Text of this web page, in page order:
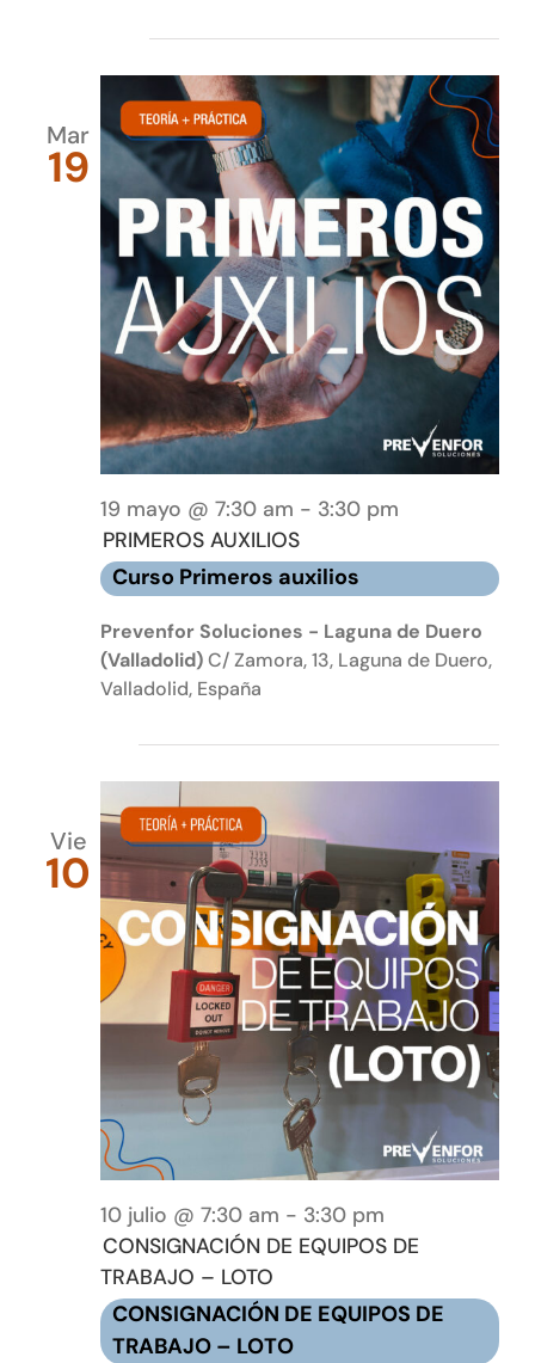
Mar
19
19 mayo @ 7:30 am - 3:30 pm
PRIMEROS AUXILIOS
Curso Primeros auxilios
Prevenfor Soluciones - Laguna de Duero
(Valladolid)C/ Zamora, 13, Laguna de Duero,
Valladolid, España
Vie
10
10 julio @ 7:30 am - 3:30 pm
CONSIGNACIÓN DE EQUIPOS DE
TRABAJO – LOTO
CONSIGNACIÓN DE EQUIPOS DE
TRABAJO – LOTO